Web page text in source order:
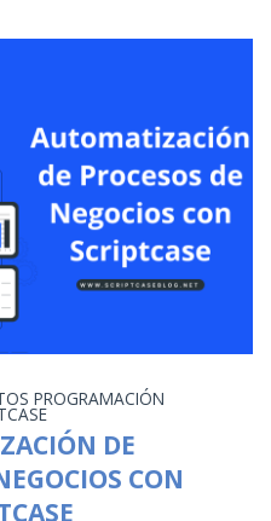
PROGRAMACIÓN
DE
CON